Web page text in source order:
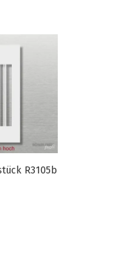
R3105b